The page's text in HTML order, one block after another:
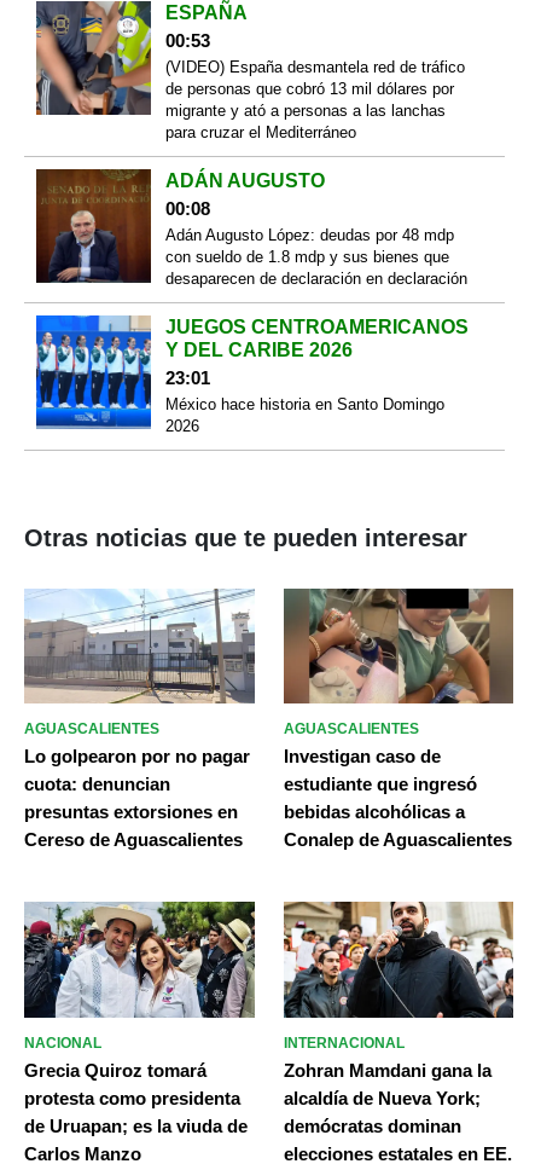
ESPAÑA
00:53
(VIDEO) España desmantela red de tráfico
de personas que cobró 13 mil dólares por
migrante y ató a personas a las lanchas
para cruzar el Mediterráneo
ADÁN AUGUSTO
00:08
Adán Augusto López: deudas por 48 mdp
con sueldo de 1.8 mdp y sus bienes que
desaparecen de declaración en declaración
JUEGOS CENTROAMERICANOS
Y DEL CARIBE 2026
23:01
México hace historia en Santo Domingo
2026
Otras noticias que te pueden interesar
AGUASCALIENTES
Lo golpearon por no pagar
cuota: denuncian
presuntas extorsiones en
Cereso de Aguascalientes
AGUASCALIENTES
Investigan caso de
estudiante que ingresó
bebidas alcohólicas a
Conalep de Aguascalientes
NACIONAL
Grecia Quiroz tomará
protesta como presidenta
de Uruapan; es la viuda de
Carlos Manzo
INTERNACIONAL
Zohran Mamdani gana la
alcaldía de Nueva York;
demócratas dominan
elecciones estatales en EE.